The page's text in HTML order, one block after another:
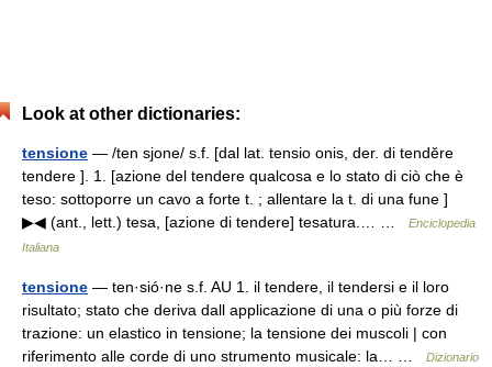
Look at other dictionaries:
tensione — /ten sjone/ s.f. [dal lat. tensio onis, der. di tendĕre
tendere ]. 1. [azione del tendere qualcosa e lo stato di ciò che è
teso: sottoporre un cavo a forte t. ; allentare la t. di una fune ]
▶◀ (ant., lett.) tesa, [azione di tendere] tesatura.… …
Enciclopedia
Italiana
tensione — ten·sió·ne s.f. AU 1. il tendere, il tendersi e il loro
risultato; stato che deriva dall applicazione di una o più forze di
trazione: un elastico in tensione; la tensione dei muscoli | con
riferimento alle corde di uno strumento musicale: la… …
Dizionario